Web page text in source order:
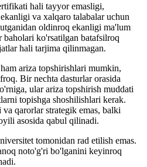
hali tayyor emasligi,
va xalqaro talabalar uchun
oldinroq ekanligi ma'lum
ko'rsatilgan batafsilroq
hali tarjima qilinmagan.
ariza topshirishlari mumkin,
Bir nechta dasturlar orasida
ular ariza topshirish muddati
topishga shoshilishlari kerak.
qarorlar strategik emas, balki
asosida qabul qilinadi.
tomonidan rad etilish emas.
noto'g'ri bo'lganini keyinroq